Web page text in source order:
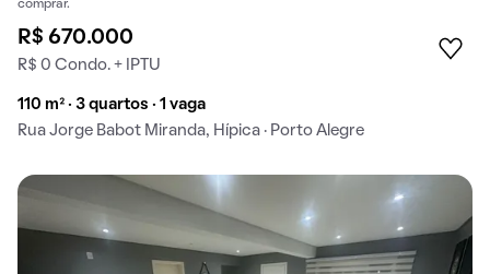
comprar.
R$ 670.000
R$ 0 Condo. + IPTU
110 m² · 3 quartos · 1 vaga
Rua Jorge Babot Miranda, Hípica · Porto Alegre